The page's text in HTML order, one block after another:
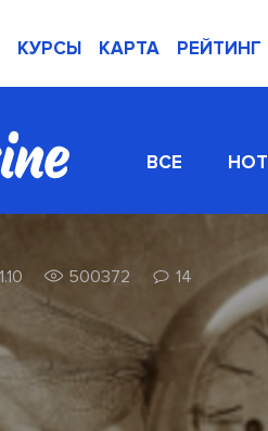
КУРСЫ КАРТА РЕЙТИНГ
ВСЕ HOT
1.10 500372 14